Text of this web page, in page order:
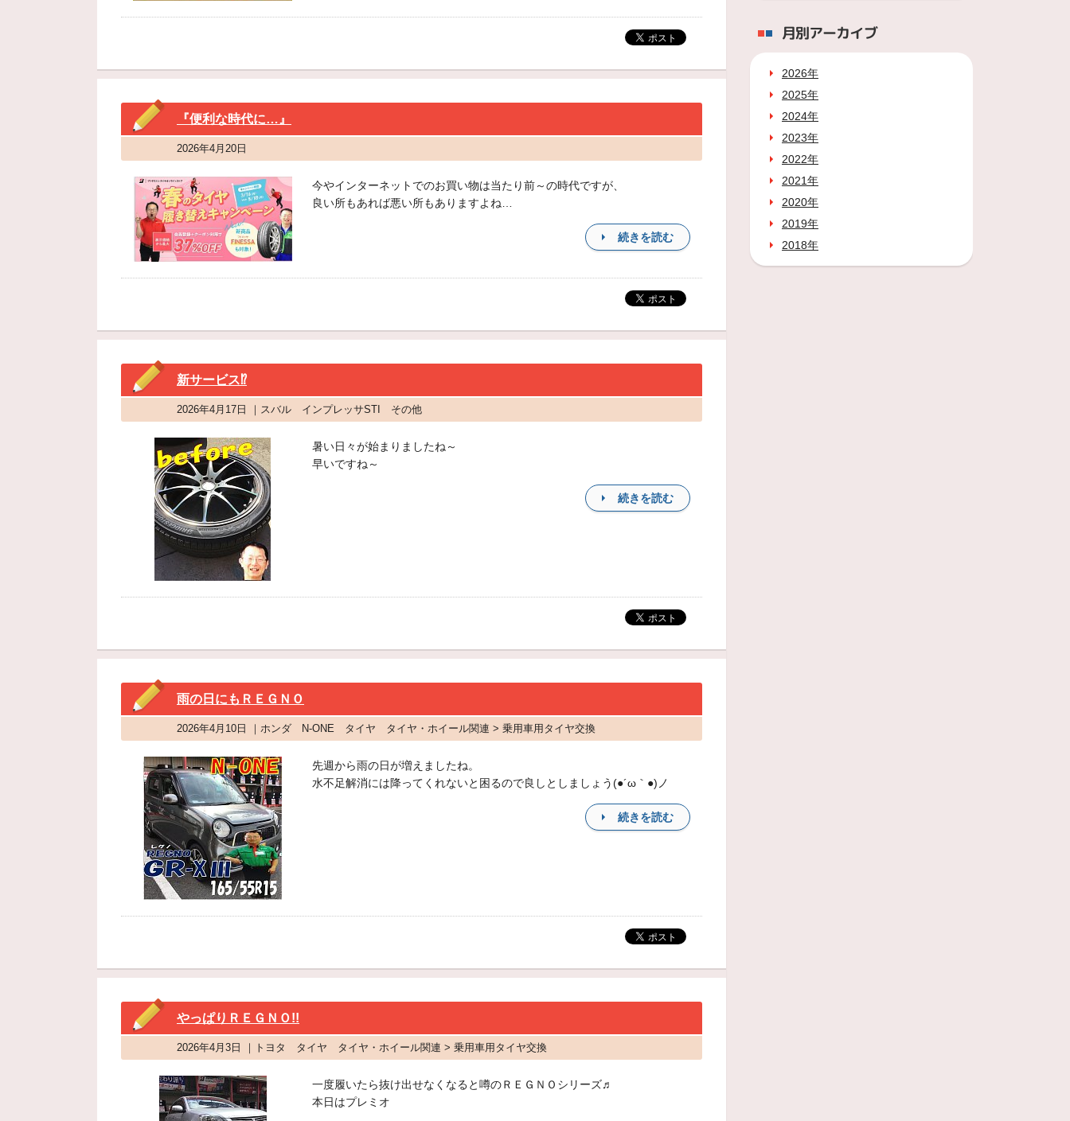
『便利な時代に…』
2026年4月20日
今やインターネットでのお買い物は当たり前～の時代ですが、
良い所もあれば悪い所もありますよね…
続きを読む
新サービス⁉
2026年4月17日 ｜スバル インプレッサSTI その他
暑い日々が始まりましたね～
早いですね～
続きを読む
雨の日にもＲＥＧＮＯ
2026年4月10日 ｜ホンダ N-ONE タイヤ タイヤ・ホイール関連 > 乗用車用タイヤ交換
先週から雨の日が増えましたね。
水不足解消には降ってくれないと困るので良しとしましょう(●´ω｀●)ノ
続きを読む
やっぱりＲＥＧＮＯ!!
2026年4月3日 ｜トヨタ タイヤ タイヤ・ホイール関連 > 乗用車用タイヤ交換
一度履いたら抜け出せなくなると噂のＲＥＧＮＯシリーズ♬
本日はプレミオ
月別アーカイブ
2026年
2025年
2024年
2023年
2022年
2021年
2020年
2019年
2018年